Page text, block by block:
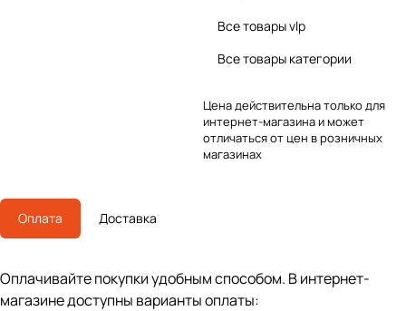
Все товары vlp
Все товары категории
Цена действительна только для
интернет-магазина и может
отличаться от цен в розничных
магазинах
Оплата Доставка
Оплачивайте покупки удобным способом. В интернет-
магазине доступны варианты оплаты: